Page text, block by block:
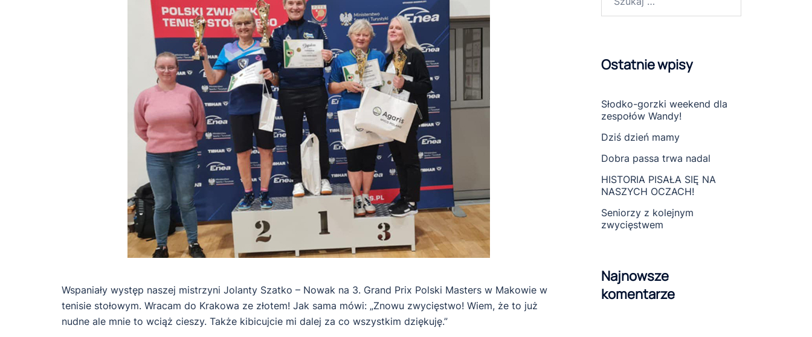
Wspaniały występ naszej mistrzyni Jolanty Szatko – Nowak na 3. Grand Prix Polski Masters w Makowie w
tenisie stołowym. Wracam do Krakowa ze złotem! Jak sama mówi: „Znowu zwycięstwo! Wiem, że to już
nudne ale mnie to wciąż cieszy. Także kibicujcie mi dalej za co wszystkim dziękuję.”
Ostatnie wpisy
Słodko-gorzki weekend dla
zespołów Wandy!
Dziś dzień mamy
Dobra passa trwa nadal
HISTORIA PISAŁA SIĘ NA
NASZYCH OCZACH!
Seniorzy z kolejnym
zwycięstwem
Najnowsze
komentarze